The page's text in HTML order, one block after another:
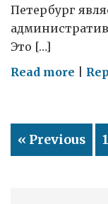
Петербург
Это […]
Read more on
в
« Previous 1